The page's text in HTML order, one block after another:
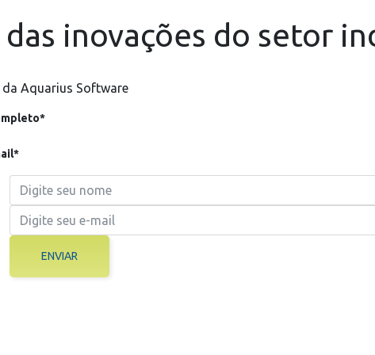
inovações do setor
da Aquarius Software
ENVIAR